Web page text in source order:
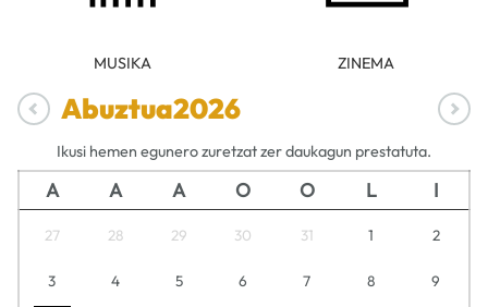
MUSIKA ZINEMA
Abuztua2026
Ikusi hemen egunero zuretzat zer daukagun prestatuta.
A A A O O L I
27 28 29 30 31 1 2
3 4 5 6 7 8 9